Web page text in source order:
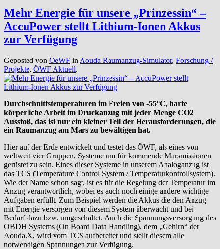
Mehr Energie für unsere „Prinzessin“ –
AccuPower stellt Lithium-Ionen Akkus
zur Verfügung
Geposted von OeWF in Aouda Raumanzug-Simulator, Forschung /
Projekte, ÖWF Aktuell.
Durchschnittstemperaturen im Freien von -55°C, harte
körperliche Arbeit im Druckanzug mit jeder Menge CO2
Ausstoß, das ist nur ein kleiner Teil der Herausforderungen, die
ein Raumanzug am Mars zu bewältigen hat.
Hier auf der Erde entwickelt und testet das ÖWF, als eines von
weltweit vier Gruppen, Systeme um für kommende Marsmissionen
gerüstet zu sein. Eines dieser Systeme in unserem Analoganzug ist
das TCS (Temperature Control System / Temperaturkontrollsystem).
Wie der Name schon sagt, ist es für die Regelung der Temperatur im
Anzug verantwortlich, wobei es auch noch einige andere wichtige
Aufgaben erfüllt. Zum Beispiel werden die Akkus die den Anzug
mit Energie versorgen von diesem System überwacht und bei
Bedarf dazu bzw. umgeschaltet. Auch die Spannungsversorgung des
OBDH Systems (On Board Data Handling), dem „Gehirn“ der
Aouda.X, wird vom TCS aufbereitet und stellt diesem alle
notwendigen Spannungen zur Verfügung.